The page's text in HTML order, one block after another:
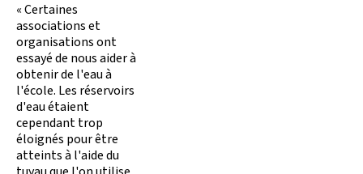
« Certaines
associations et
organisations ont
essayé de nous aider à
obtenir de l'eau à
l'école. Les réservoirs
d'eau étaient
cependant trop
éloignés pour être
atteints à l'aide du